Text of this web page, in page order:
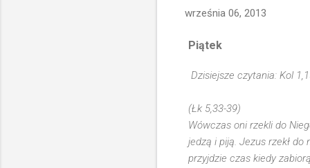
września 06, 2013
Piątek
Dzisiejsze czytania: Kol
(Łk 5,33-39)
Wówczas oni rzekli do
jedzą i piją. Jezus rzekł
przyjdzie czas kiedy